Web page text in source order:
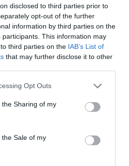
disclosed to third parties prior to
opt-out of the further
information by third parties on the
participants. This information may
third parties on the IAB’s List of
that may further disclose it to other
app uses one or more Google
usage behaviour. You may click to
Google and its third-party tags to
purposes in below Google
Opt Outs
Sharing of my
Sale of my
értesülj a friss hírekről a